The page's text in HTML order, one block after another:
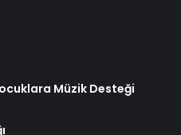
Müzik Desteği